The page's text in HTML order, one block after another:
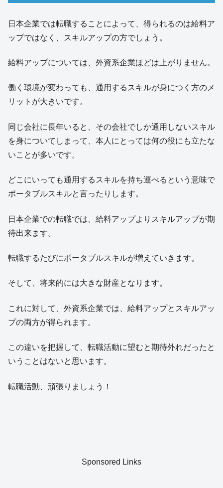
日本企業では転職することによって、得られるのは給料ア
ップではなく、スキルアップの方でしょう。
給料アップについては、外資系企業ほどは上がりません。
働く環境が変わっても、通用するスキルが身につく方のメ
リットが大きいです。
同じ会社に長年いると、その会社でしか通用しないスキル
を身についてしまって、本人にとっては何の役にも立たな
いことが多いです。
どこにいっても通用するスキルを持ち運べるという意味で
ポータブルスキルと言ったりします。
日本企業での転職では、給料アップよりスキルアップが期
待出来ます。
転職するたびにポータブルスキルが増えていきます。
そして、将来的には大きな財産となります。
これに対して、外資系企業では、給料アップとスキルアッ
プの両方が得られます。
この違いを把握して、転職活動に望むと期待外れだったと
いうことはないと思います。
転職活動、頑張りましょう！
Sponsored Links